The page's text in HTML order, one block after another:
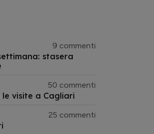
9 commenti
stasera
50 commenti
visite a Cagliari
25 commenti